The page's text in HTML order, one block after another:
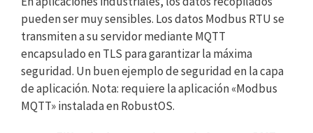
pueden ser muy sensibles. Los datos Modbus RTU se
transmiten a su servidor mediante MQTT
encapsulado en TLS para garantizar la máxima
seguridad. Un buen ejemplo de seguridad en la capa
de aplicación. Nota: requiere la aplicación «Modbus
MQTT» instalada en RobustOS.